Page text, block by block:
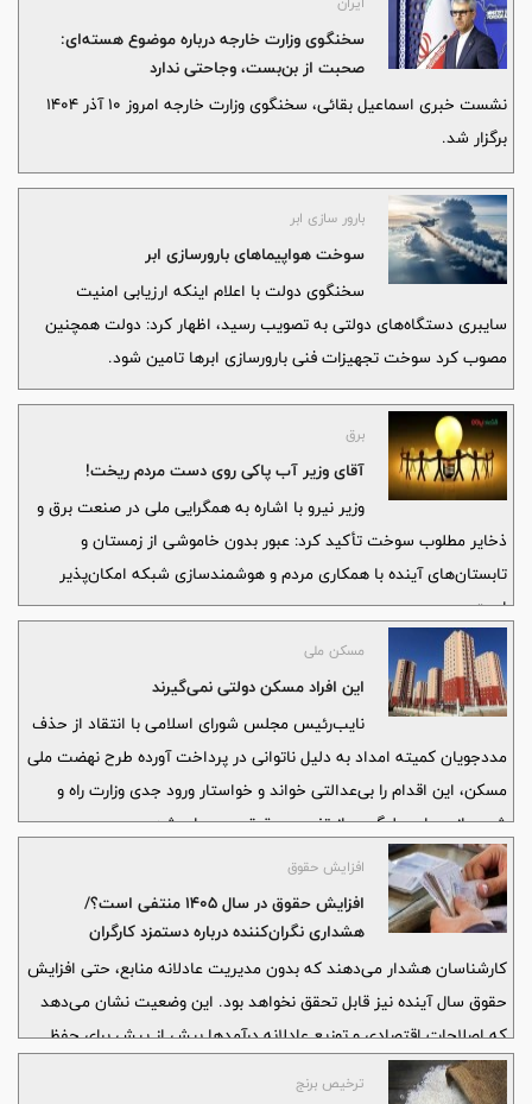
سخنگوی وزارت خارجه درباره موضوع هسته‌ای:
صحبت از بن‌بست، وجاحتی ندارد
نشست خبری اسماعیل بقائی، سخنگوی وزارت خارجه امروز ۱۰ آذر ۱۴۰۴
برگزار شد.
بارور سازی ابر
سوخت هواپیماهای بارورسازی ابر
سخنگوی دولت با اعلام اینکه ارزیابی امنیت
سایبری دستگاه‌های دولتی به تصویب رسید، اظهار کرد: دولت همچنین
مصوب کرد سوخت تجهیزات فنی بارورسازی ابرها تامین شود.
برق
آقای وزیر آب پاکی روی دست مردم ریخت!
وزیر نیرو با اشاره به همگرایی ملی در صنعت برق و
ذخایر مطلوب سوخت تأکید کرد: عبور بدون خاموشی از زمستان و
تابستان‌های آینده با همکاری مردم و هوشمندسازی شبکه امکان‌پذیر
است.
مسکن ملی
این افراد مسکن دولتی نمی‌گیرند
نایب‌رئیس مجلس شورای اسلامی با انتقاد از حذف
مددجویان کمیته امداد به دلیل ناتوانی در پرداخت آورده طرح نهضت ملی
مسکن، این اقدام را بی‌عدالتی خواند و خواستار ورود جدی وزارت راه و
شهرسازی برای جلوگیری از تضییع حقوق محرومان شد.
افزایش حقوق
افزایش حقوق در سال ۱۴۰۵ منتفی است؟/
هشداری نگران‌کننده درباره دستمزد کارگران
کارشناسان هشدار می‌دهند که بدون مدیریت عادلانه منابع، حتی افزایش
حقوق سال آینده نیز قابل تحقق نخواهد بود. این وضعیت نشان می‌دهد
که اصلاحات اقتصادی و توزیع عادلانه درآمدها بیش از پیش برای حفظ
ثبات اجتماعی ضروری است.ترخیص برنج